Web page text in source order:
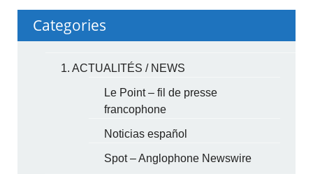
Categories
1. ACTUALITÉS / NEWS
Le Point – fil de presse
francophone
Noticias español
Spot – Anglophone Newswire